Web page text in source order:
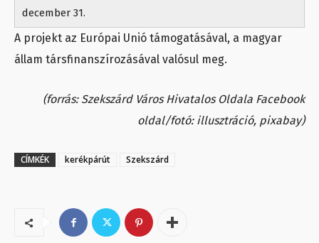
december 31.
A projekt az Európai Unió támogatásával, a magyar
állam társfinanszírozásával valósul meg.
(forrás: Szekszárd Város Hivatalos Oldala Facebook
oldal/fotó: illusztráció, pixabay)
CÍMKÉK kerékpárút Szekszárd